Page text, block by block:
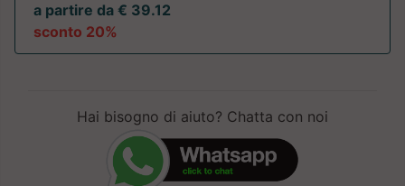
a partire da € 39.12
sconto 20%
Hai bisogno di aiuto? Chatta con noi